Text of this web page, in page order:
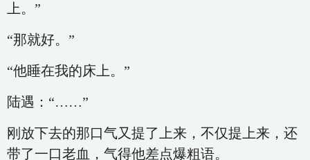
上。”
“那就好。”
“他睡在我的床上。”
陆遇：“……”
刚放下去的那口气又提了上来，不仅提上来，还
带了一口老血，气得他差点爆粗语。